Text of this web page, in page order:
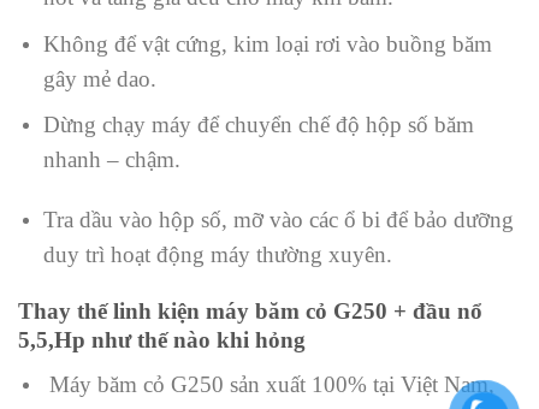
Không để vật cứng, kim loại rơi vào buồng băm
gây mẻ dao.
Dừng chạy máy để chuyển chế độ hộp số băm
nhanh – chậm.
Tra dầu vào hộp số, mỡ vào các ổ bi để bảo dưỡng
duy trì hoạt động máy thường xuyên.
Thay thế linh kiện máy băm cỏ G250 + đầu nổ
5,5,Hp như thế nào khi hỏng
Máy băm cỏ G250 sản xuất 100% tại Việt Nam,